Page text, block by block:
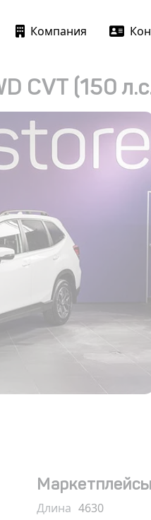
Компания
CVT (150
Маркетплейсы
Длина 4630